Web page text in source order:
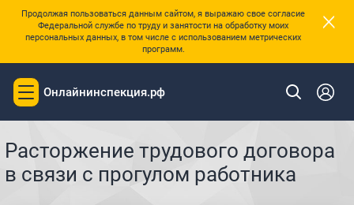
Продолжая пользоваться данным сайтом, я выражаю свое согласие
Федеральной службе по труду и занятости на обработку моих
персональных данных, в том числе с использованием метрических
программ.
×
Toggle
navigation
Онлайнинспекция.рф
Главная
Расторжение трудового договора
в связи с прогулом работника